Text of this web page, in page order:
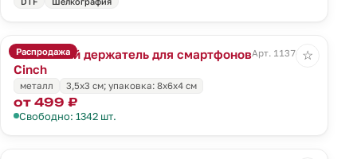
Распродажа
Магнитный держатель для смартфонов
Cinch
Арт. 11374.10
металл 3,5x3 см; упаковка: 8x6x4 см
от 499 ₽
Свободно: 1342 шт.
☆